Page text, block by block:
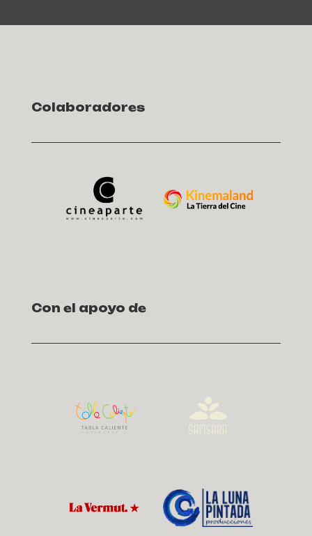
Colaboradores
Con el apoyo de